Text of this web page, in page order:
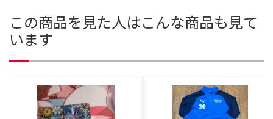
この商品を見た人はこんな商品も見て
います